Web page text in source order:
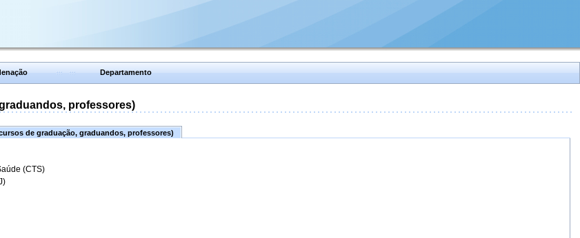
Departamento
professores)
de graduação, graduandos, professores)
(CTS)